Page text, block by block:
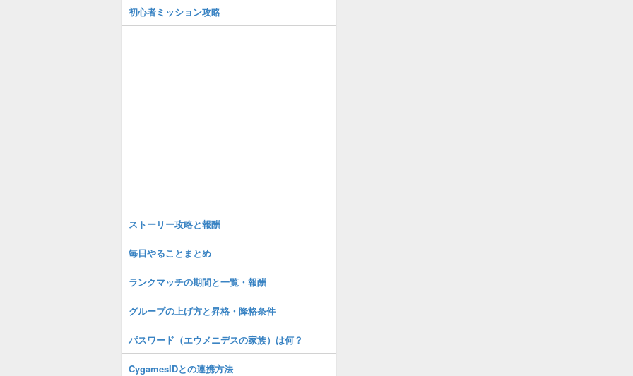
初心者ミッション攻略
ストーリー攻略と報酬
毎日やることまとめ
ランクマッチの期間と一覧・報酬
グループの上げ方と昇格・降格条件
パスワード（エウメニデスの家族）は何？
CygamesIDとの連携方法